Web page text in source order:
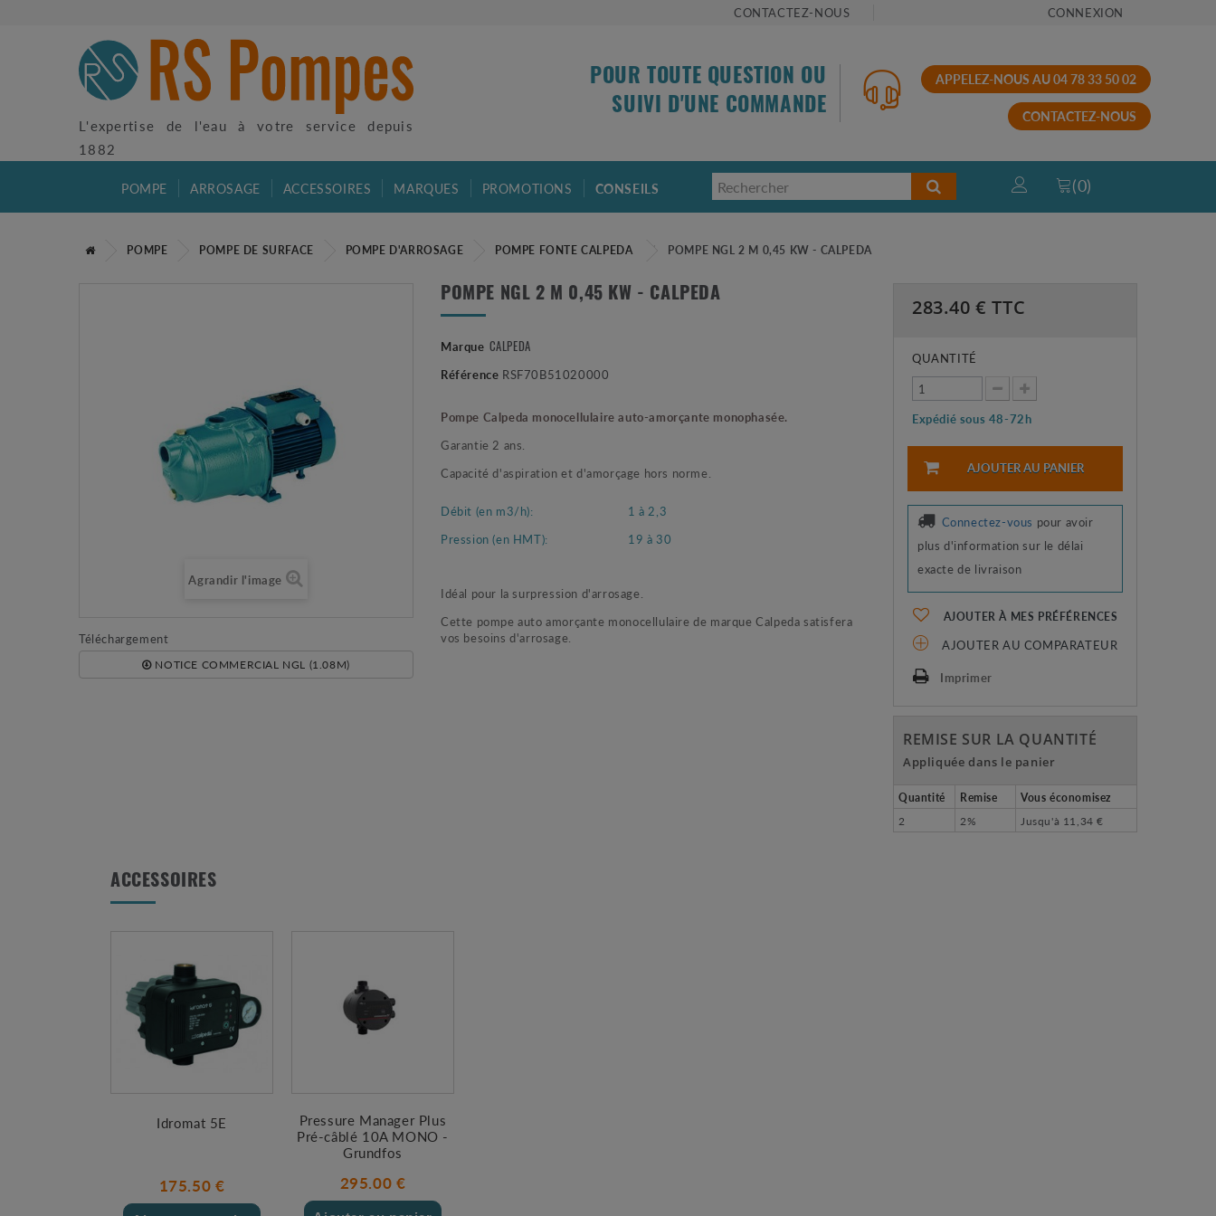
CONTACTEZ-NOUS CONNEXION
L'expertise de l'eau à votre service depuis
1882
POUR TOUTE QUESTION OU
SUIVI D'UNE COMMANDE
APPELEZ-NOUS AU 04 78 33 50 02
CONTACTEZ-NOUS
POMPE ARROSAGE ACCESSOIRES MARQUES PROMOTIONS CONSEILS (0)
POMPE POMPE DE SURFACE POMPE D'ARROSAGE POMPE FONTE CALPEDA POMPE NGL 2 M 0,45 KW - CALPEDA
Agrandir l'image
Téléchargement
NOTICE COMMERCIAL NGL (1.08M)
POMPE NGL 2 M 0,45 KW - CALPEDA
Marque CALPEDA
Référence RSF70B51020000
Pompe Calpeda monocellulaire auto-amorçante monophasée.
Garantie 2 ans.
Capacité d'aspiration et d'amorçage hors norme.
Débit (en m3/h):
1 à 2,3
Pression (en HMT):
19 à 30
Idéal pour la surpression d'arrosage.
Cette pompe auto amorçante monocellulaire de marque Calpeda satisfera
vos besoins d'arrosage.
283.40 € TTC
QUANTITÉ
Expédié sous 48-72h
AJOUTER AU PANIER
Connectez-vous pour avoir
plus d'information sur le délai
exacte de livraison
AJOUTER À MES PRÉFÉRENCES
AJOUTER AU COMPARATEUR
Imprimer
REMISE SUR LA QUANTITÉ
Appliquée dans le panier
Quantité Remise
Vous économisez
2
2% Jusqu'à 11,34 €
ACCESSOIRES
Idromat 5E
175.50 €
Pressure Manager Plus
Pré-câblé 10A MONO -
Grundfos
295.00 €